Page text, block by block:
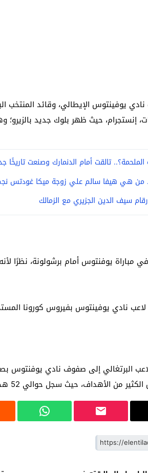
يوفينتوس الإيطالي، وقائد المنتخب
إنستجرام، حيث ظهر بلوك جديد بالزيرو؛
تالقت أمام الدنمارك وصنعت تاريخًا
من هي هيفا سالم علي زوجة ميكا غودتس
سيف الدين الجزيري مع الزمالك
مباراة يوفنتوس أمام برشولونة، نظرًا
لاعب نادي يوفينتوس بفيروس كورونا
من الأهداف، حيث سجل حوالي 52 هدفًا .